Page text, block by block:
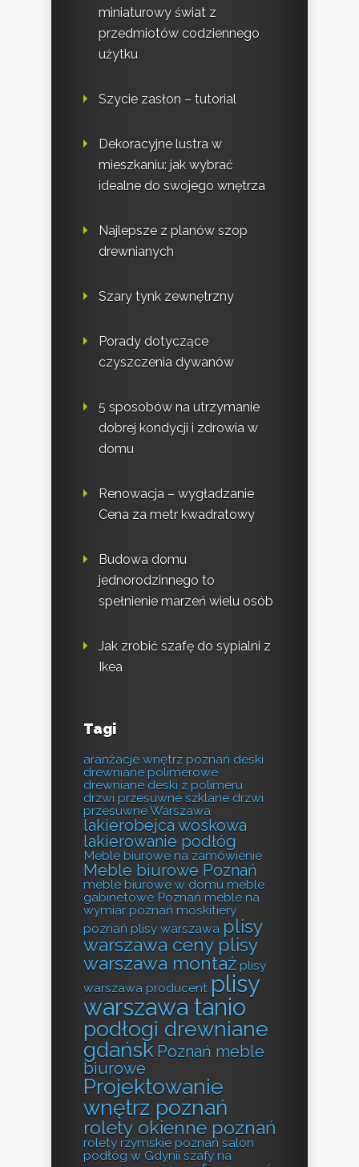
miniaturowy świat z
przedmiotów codziennego
użytku
Szycie zasłon – tutorial
Dekoracyjne lustra w
mieszkaniu: jak wybrać
idealne do swojego wnętrza
Najlepsze z planów szop
drewnianych
Szary tynk zewnętrzny
Porady dotyczące
czyszczenia dywanów
5 sposobów na utrzymanie
dobrej kondycji i zdrowia w
domu
Renowacja – wygładzanie
Cena za metr kwadratowy
Budowa domu
jednorodzinnego to
spełnienie marzeń wielu osób
Jak zrobić szafę do sypialni z
Ikea
Tagi
aranżacje wnętrz poznań deski
drewniane polimerowe
drewniane deski z polimeru
drzwi przesuwne szklane drzwi
przesuwne Warszawa
lakierobejca woskowa
lakierowanie podłóg
Meble biurowe na zamówienie
Meble biurowe Poznań
meble biurowe w domu meble
gabinetowe Poznań meble na
wymiar poznań moskitiery
poznań plisy warszawa plisy
warszawa ceny plisy
warszawa montaż plisy
warszawa producent plisy
warszawa tanio
podłogi drewniane
gdańsk Poznań meble
biurowe
Projektowanie
wnętrz poznań
rolety okienne poznań
rolety rzymskie poznań salon
podłóg w Gdynii szafy na